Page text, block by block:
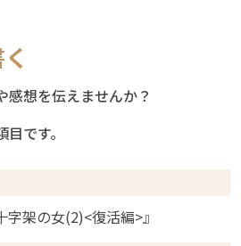
感想を伝えませんか？
です。
架の女(2)<復活編>』